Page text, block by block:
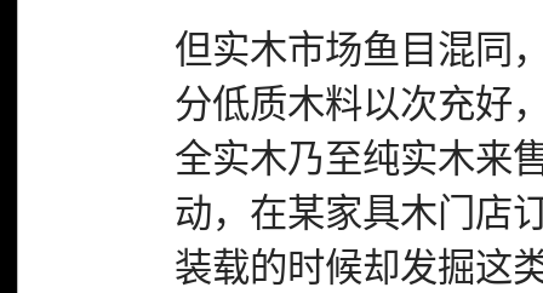
但实木市场鱼目混同
分低质木料以次充好
全实木乃至纯实木来
动，在某家具木门店
装载的时候却发掘这